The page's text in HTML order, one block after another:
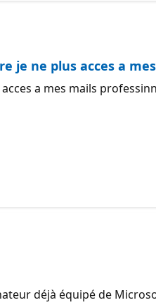
je ne plus acces a
a mes mails
déjà équipé de